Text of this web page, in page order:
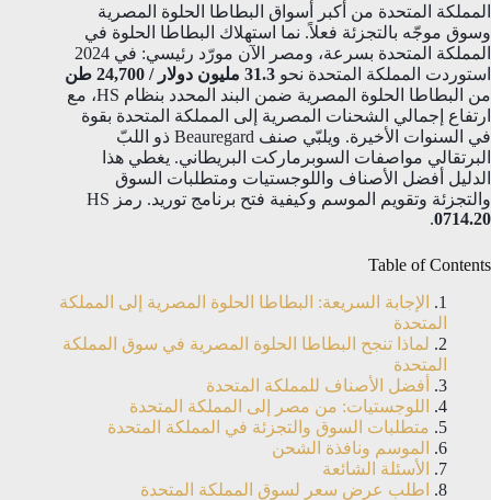
المملكة المتحدة من أكبر أسواق البطاطا الحلوة المصرية
وسوق موجّه بالتجزئة فعلاً. نما استهلاك البطاطا الحلوة في
المملكة المتحدة بسرعة، ومصر الآن مورّد رئيسي: في 2024
استوردت المملكة المتحدة نحو 31.3 مليون دولار / 24,700 طن
من البطاطا الحلوة المصرية ضمن البند المحدد بنظام HS، مع
ارتفاع إجمالي الشحنات المصرية إلى المملكة المتحدة بقوة
في السنوات الأخيرة. ويلبّي صنف Beauregard ذو اللبّ
البرتقالي مواصفات السوبرماركت البريطاني. يغطي هذا
الدليل أفضل الأصناف واللوجستيات ومتطلبات السوق
والتجزئة وتقويم الموسم وكيفية فتح برنامج توريد. رمز HS
0714.20
.
Table of Contents
الإجابة السريعة: البطاطا الحلوة المصرية إلى المملكة
المتحدة
لماذا تنجح البطاطا الحلوة المصرية في سوق المملكة
المتحدة
أفضل الأصناف للمملكة المتحدة
اللوجستيات: من مصر إلى المملكة المتحدة
متطلبات السوق والتجزئة في المملكة المتحدة
الموسم ونافذة الشحن
الأسئلة الشائعة
اطلب عرض سعر لسوق المملكة المتحدة